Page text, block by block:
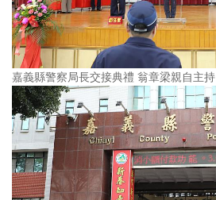
嘉義縣警察局長交接典禮 翁章梁親自主持